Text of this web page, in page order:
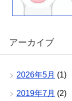
アーカイブ
2026年5月 (1)
2019年7月 (2)